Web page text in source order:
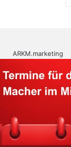
ARKM.marketing